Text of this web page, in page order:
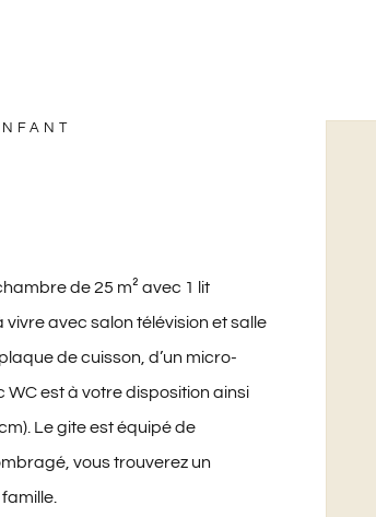
de 25 m² avec 1 lit
avec salon télévision et salle
de cuisson, d’un micro-
WC est à votre disposition ainsi
Le gite est équipé de
vous trouverez un